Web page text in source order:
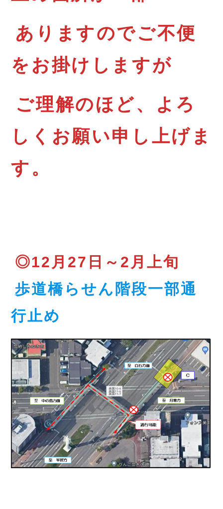
ありますのでご不便
をお掛けしますが
ご理解のほど、よろ
しくお願い申し上げま
す。
◎12月27日～2月上旬
歩道橋らせん階段一部通
行止め